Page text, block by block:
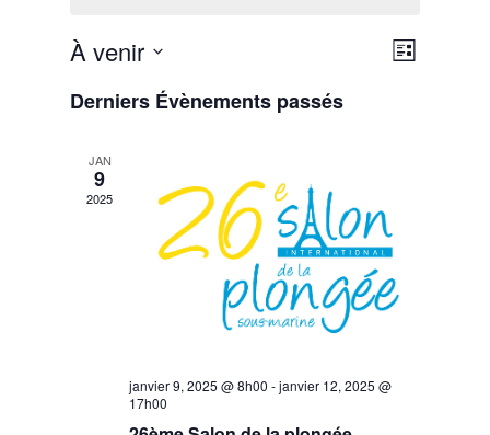
de
Liste
À venir
une
Derniers Évènements passés
JAN
9
2025
janvier 9, 2025 @ 8h00 -janvier 12, 2025 @
17h00